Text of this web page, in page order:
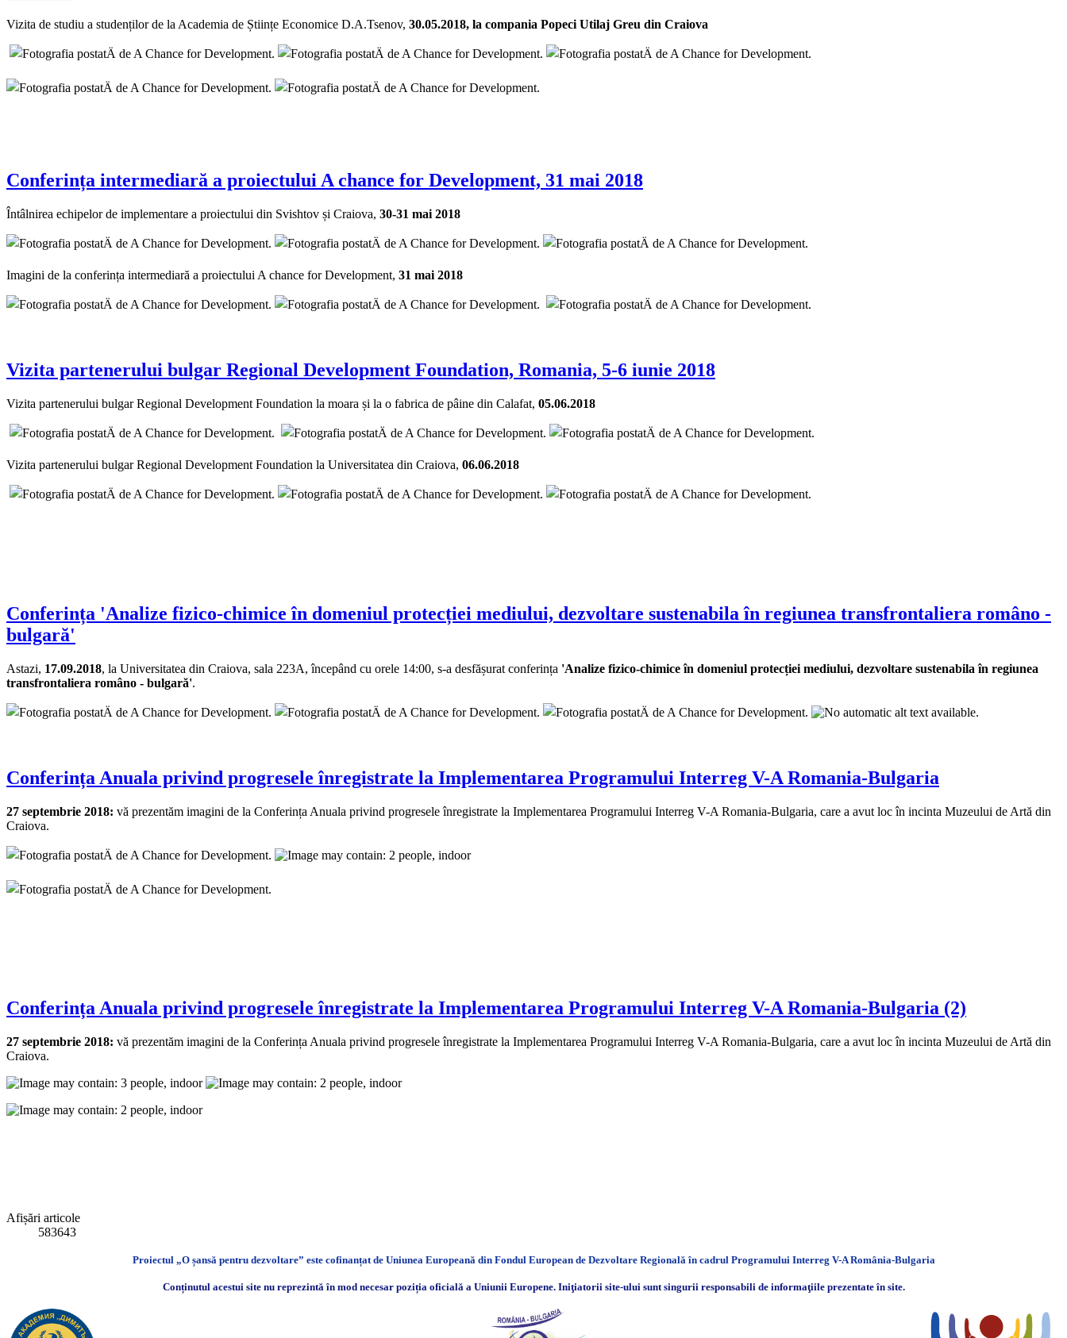
Vizita de studiu a studenților de la Academia de Științe Economice D.A.Tsenov, 30.05.2018, la compania Popeci Utilaj Greu din Craiova
Conferința intermediară a proiectului A chance for Development, 31 mai 2018
Întâlnirea echipelor de implementare a proiectului din Svishtov și Craiova, 30-31 mai 2018
Imagini de la conferința intermediară a proiectului A chance for Development, 31 mai 2018
Vizita partenerului bulgar Regional Development Foundation, Romania, 5-6 iunie 2018
Vizita partenerului bulgar Regional Development Foundation la moara și la o fabrica de pâine din Calafat, 05.06.2018
Vizita partenerului bulgar Regional Development Foundation la Universitatea din Craiova, 06.06.2018
Conferința 'Analize fizico-chimice în domeniul protecției mediului, dezvoltare sustenabila în regiunea transfrontaliera româno -
bulgară'
Astazi, 17.09.2018, la Universitatea din Craiova, sala 223A, începând cu orele 14:00, s-a desfășurat conferința 'Analize fizico-chimice în domeniul protecției mediului, dezvoltare sustenabila în regiunea
transfrontaliera româno - bulgară'.
Conferința Anuala privind progresele înregistrate la Implementarea Programului Interreg V-A Romania-Bulgaria
27 septembrie 2018: vă prezentăm imagini de la Conferința Anuala privind progresele înregistrate la Implementarea Programului Interreg V-A Romania-Bulgaria, care a avut loc în incinta Muzeului de Artă din
Craiova.
Conferința Anuala privind progresele înregistrate la Implementarea Programului Interreg V-A Romania-Bulgaria (2)
27 septembrie 2018: vă prezentăm imagini de la Conferința Anuala privind progresele înregistrate la Implementarea Programului Interreg V-A Romania-Bulgaria, care a avut loc în incinta Muzeului de Artă din
Craiova.
Afișări articole
583643
Proiectul „O șansă pentru dezvoltare” este cofinanțat de Uniunea Europeană din Fondul European de Dezvoltare Regională în cadrul Programului Interreg V-A România-Bulgaria
Conținutul acestui site nu reprezintă în mod necesar poziția oficială a Uniunii Europene. Iniţiatorii site-ului sunt singurii responsabili de informaţiile prezentate în site.